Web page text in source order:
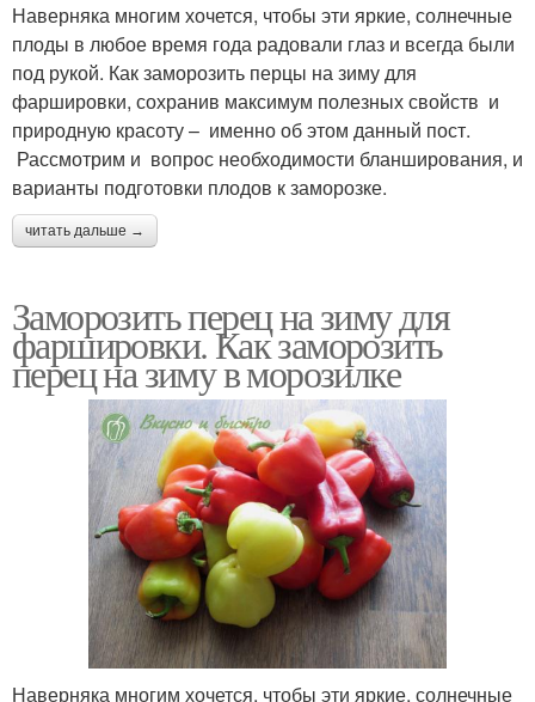
Наверняка многим хочется, чтобы эти яркие, солнечные
плоды в любое время года радовали глаз и всегда были
под рукой. Как заморозить перцы на зиму для
фаршировки, сохранив максимум полезных свойств и
природную красоту – именно об этом данный пост.
Рассмотрим и вопрос необходимости бланширования, и
варианты подготовки плодов к заморозке.
читать дальше →
Заморозить перец на зиму для
фаршировки. Как заморозить
перец на зиму в морозилке
Наверняка многим хочется, чтобы эти яркие, солнечные